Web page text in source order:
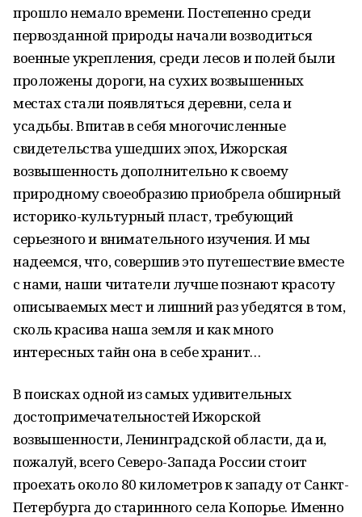
прошло немало времени. Постепенно среди
первозданной природы начали возводиться
военные укрепления, среди лесов и полей были
проложены дороги, на сухих возвышенных
местах стали появляться деревни, села и
усадьбы. Впитав в себя многочисленные
свидетельства ушедших эпох, Ижорская
возвышенность дополнительно к своему
природному своеобразию приобрела обширный
историко-культурный пласт, требующий
серьезного и внимательного изучения. И мы
надеемся, что, совершив это путешествие вместе
с нами, наши читатели лучше познают красоту
описываемых мест и лишний раз убедятся в том,
сколь красива наша земля и как много
интересных тайн она в себе хранит…
В поисках одной из самых удивительных
достопримечательностей Ижорской
возвышенности, Ленинградской области, да и,
пожалуй, всего Северо-Запада России стоит
проехать около 80 километров к западу от Санкт-
Петербурга до старинного села Копорье. Именно